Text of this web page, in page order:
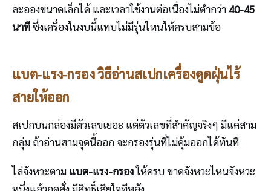
ละอองขนาดเล็กได้ และเวลาใช้งานต่อเนื่องไม่ต่ำกว่า 40-45
นาทีซึ่งเครื่องในงบนี้แทบไม่มีรุ่นไหนให้ครบสามข้อ
แบต-แรง-กรอง วิธีอ่านสเปกเครื่องดูดฝุ่นไร้
สายให้ออก
สเปกบนกล่องมีตัวเลขเยอะ แต่ตัวเลขที่สำคัญจริงๆ มีแค่สาม
กลุ่ม ถ้าอ่านสามจุดนี้ออก จะกรองรุ่นที่ไม่คุ้มออกได้ทันที
ไล่จังหวะตาม แบต-แรง-กรองให้ครบ ขาดจังหวะไหนจังหวะ